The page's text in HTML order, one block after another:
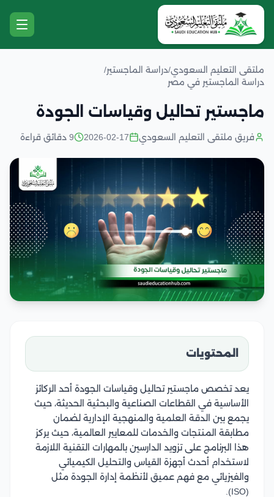
ملتقى التعليم السعودي/دراسة الماجستير/
دراسة الماجستير في مصر
ماجستير تحاليل وقياسات الجودة
فريق ملتقى التعليم السعودي 2026-02-17 9 دقائق قراءة
المحتويات
يعد تخصص ماجستير تحاليل وقياسات الجودة أحد الركائز
الأساسية في القطاعات الصناعية والبحثية الحديثة، حيث
يجمع بين الدقة العلمية والمنهجية الإدارية لضمان
مطابقة المنتجات والخدمات للمعايير العالمية، حيث يركز
هذا البرنامج على تزويد الدارسين بالمهارات التقنية اللازمة
لاستخدام أحدث أجهزة القياس والتحليل الكيميائي
والفيزيائي مع فهم عميق لأنظمة إدارة الجودة مثل
(ISO).